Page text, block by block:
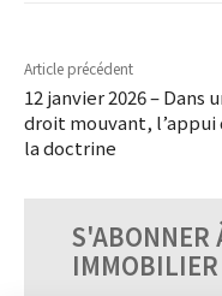
Article précédent
12 janvier 2026 – Dans
droit mouvant, l’appui
la doctrine
S'ABONNER
IMMOBILIER